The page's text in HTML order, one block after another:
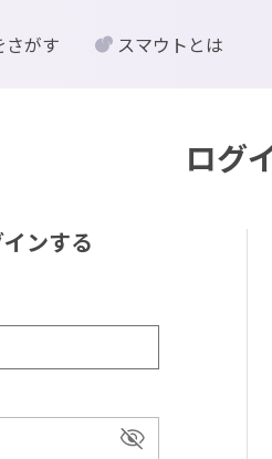
ログ
ンする
さがす スマウトとは